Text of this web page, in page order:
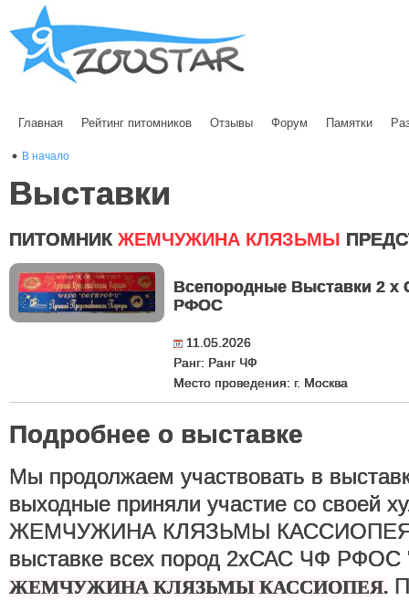
Главная Рейтинг питомников Отзывы Форум Памятки
В начало
Выставки
ПИТОМНИК ЖЕМЧУЖИНА КЛЯЗЬМЫ
Всепородные Выставки 2
РФОС
11.05.2026
Ранг: Ранг ЧФ
Место проведения: г. Москва
Подробнее о выставке
Мы продолжаем участвовать в
выходные приняли участие со своей
ЖЕМЧУЖИНА КЛЯЗЬМЫ КАССИОПЕЯ
выставке всех пород 2хСАС ЧФ
ЖЕМЧУЖИНА КЛЯЗЬМЫ КАССИОПЕЯ.